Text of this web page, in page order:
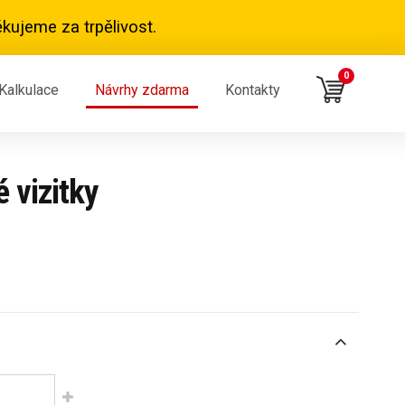
za trpělivost.
Návrhy zdarma Kontakty
0
vizitky